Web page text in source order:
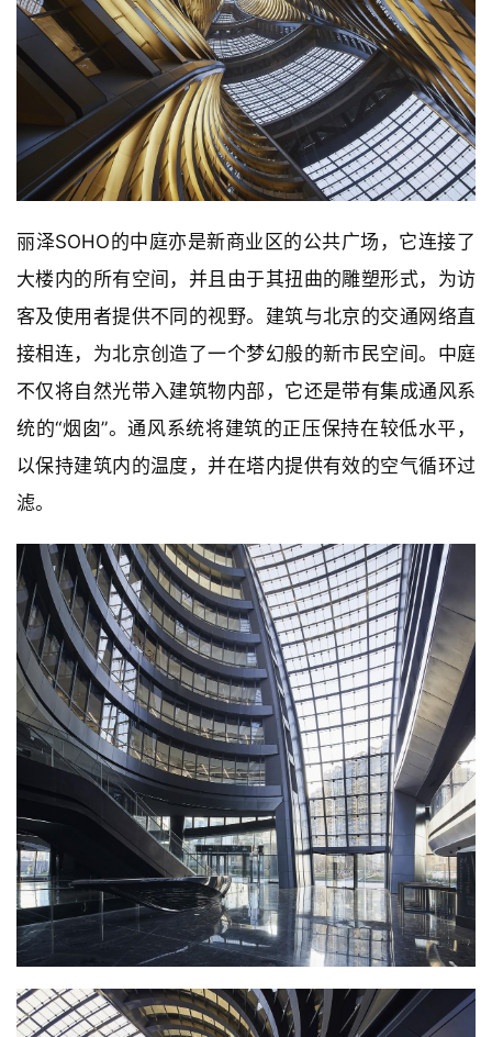
建
筑
设
计
室
内
设
计
城
市
丽泽SOHO的中庭亦是新商业区的公共广场，它连接了
大楼内的所有空间，并且由于其扭曲的雕塑形式，为访
客及使用者提供不同的视野。建筑与北京的交通网络直
接相连，为北京创造了一个梦幻般的新市民空间。中庭
不仅将自然光带入建筑物内部，它还是带有集成通风系
统的“烟囱”。通风系统将建筑的正压保持在较低水平，
以保持建筑内的温度，并在塔内提供有效的空气循环过
滤。